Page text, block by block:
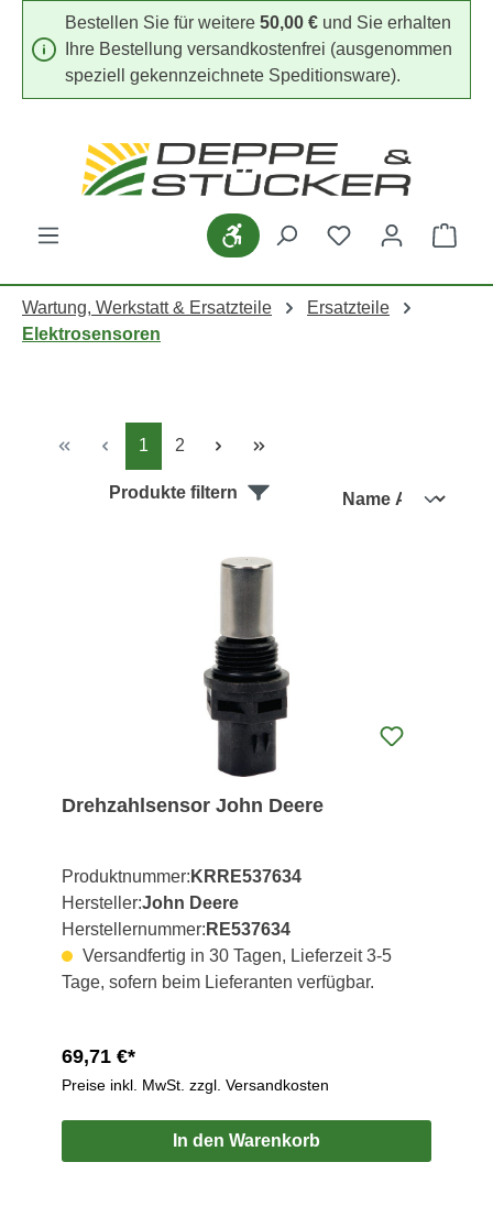
Zum Hauptinhalt springen
Bestellen Sie für weitere 50,00 € und Sie erhalten
Ihre Bestellung versandkostenfrei (ausgenommen
speziell gekennzeichnete Speditionsware).
Werkzeugleiste anzeigen
Du hast 0
Wartung, Werkstatt & Ersatzteile
Ersatzteile
Elektrosensoren
Seite
1 Seite
2
Produkte filtern
Drehzahlsensor John Deere
Produktnummer: KRRE537634
Hersteller:John Deere
Herstellernummer: RE537634
Tage, sofern beim Lieferanten verfügbar.
69,71 €*
Preise inkl. MwSt. zzgl. Versandkosten
In den Warenkorb